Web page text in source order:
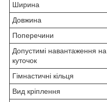
Ширина
Довжина
Поперечини
Допустимі навантаження на
куточок
Гімнастичні кільця
Вид кріплення